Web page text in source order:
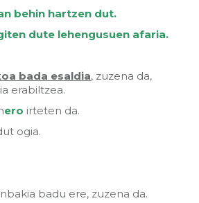
behin hartzen dut.
dute lehengusuen afaria.
bada esaldia, zuzena da,
erabiltzea.
ero irteten da.
ogia.
badu ere, zuzena da.